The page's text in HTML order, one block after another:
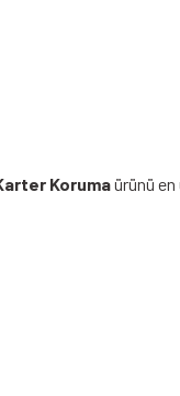
Korumaürünü